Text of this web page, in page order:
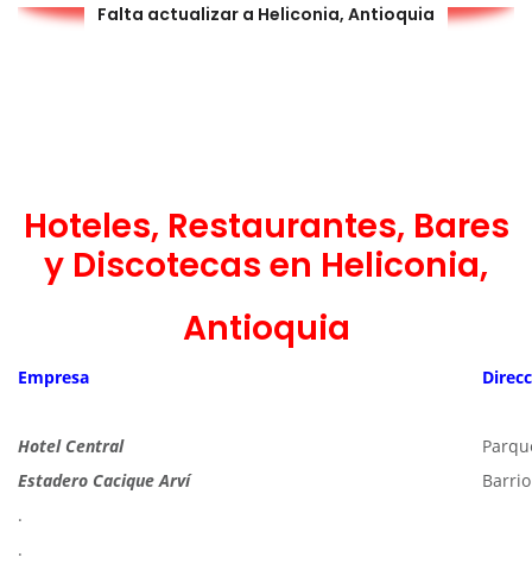
Falta actualizar a Heliconia, Antioquia
Hoteles, Restaurantes, Bares
y Discotecas en Heliconia,
Antioquia
Empresa
Hotel Central
Estadero Cacique Arví
.
.